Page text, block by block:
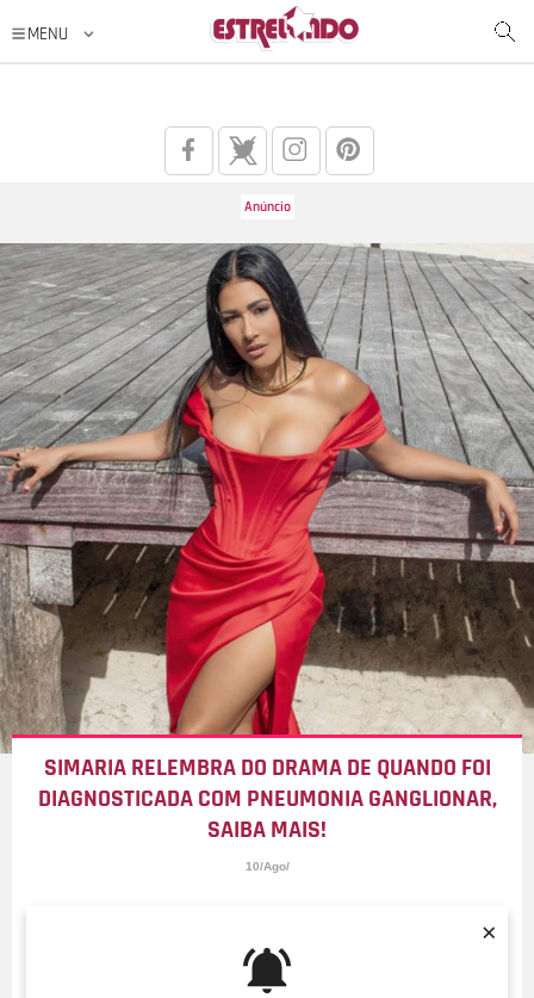
×
SIMARIA RELEMBRA DO DRAMA DE QUANDO FOI
DIAGNOSTICADA COM PNEUMONIA GANGLIONAR,
SAIBA MAIS!
10/Ago/